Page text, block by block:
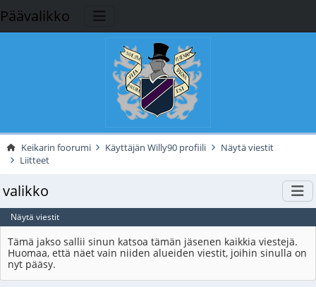
Päävalikko
Keikarin foorumi Käyttäjän Willy90 profiili
Näytä viestit
Liitteet
valikko
Näytä viestit
Tämä jakso sallii sinun katsoa tämän jäsenen kaikkia viestejä.
Huomaa, että näet vain niiden alueiden viestit, joihin sinulla on
nyt pääsy.